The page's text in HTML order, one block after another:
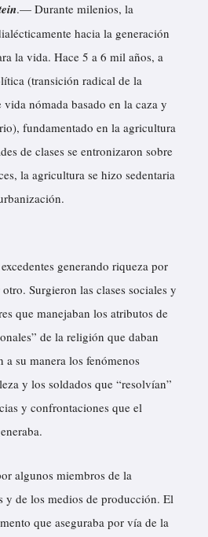
.— Durante milenios, la
hacia la generación
la vida. Hace 5 a 6 mil años, a
(transición radical de la
nómada basado en la caza y
fundamentado en la agricultura
de clases se entronizaron sobre
la agricultura se hizo sedentaria
generando riqueza por
Surgieron las clases sociales y
que manejaban los atributos de
de la religión que daban
su manera los fenómenos
y los soldados que “resolvían”
y confrontaciones que el
algunos miembros de la
y de los medios de producción. El
que aseguraba por vía de la